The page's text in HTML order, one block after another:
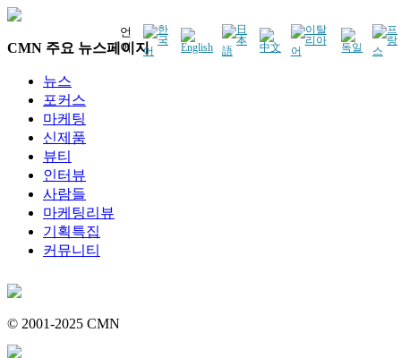
언
어
CMN 주요 뉴스페이지
뉴스
포커스
마케팅
신제품
뷰티
인터뷰
사람들
마케팅리뷰
기획특집
커뮤니티
© 2001-2025 CMN